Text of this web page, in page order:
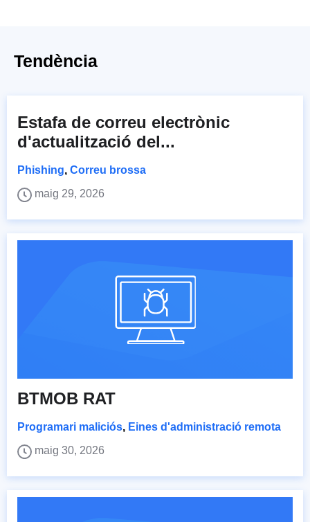
Tendència
Estafa de correu electrònic
d'actualització del...
Phishing, Correu brossa
maig 29, 2026
BTMOB RAT
Programari maliciós, Eines d'administració remota
maig 30, 2026